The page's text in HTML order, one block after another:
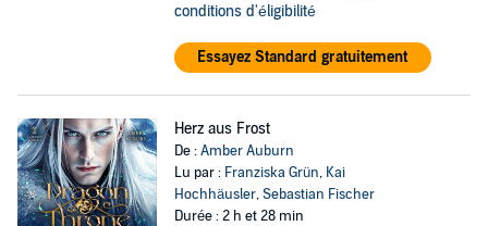
conditions d'éligibilité
Essayez Standard gratuitement
Herz aus Frost
De :Amber Auburn
Lu par : Franziska Grün, Kai
Hochhäusler,Sebastian Fischer
Durée : 2 h et 28 min